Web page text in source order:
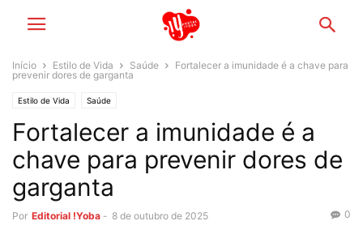
Início Estilo de Vida Saúde
Fortalecer a imunidade é a chave para
prevenir dores de garganta
Estilo de Vida Saúde
Fortalecer a imunidade é a
chave para prevenir dores de
garganta
Por Editorial !Yoba - 8 de outubro de 2025 0